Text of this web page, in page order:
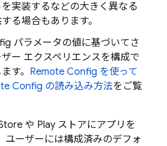
実装するなどの大きく異なる
る場合もあります。
パラメータの値に基づいてさ
ー エクスペリエンスを構成で
す。 Remote Config を使って
Config の読み込み方法をご覧
や Play ストアにアプリを
ユーザーには構成済みのデフォ